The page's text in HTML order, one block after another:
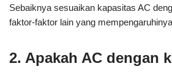
Sebaiknya sesuaikan kapasitas AC
faktor-faktor lain yang
2. Apakah AC dengan